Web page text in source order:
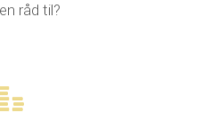
råd til?